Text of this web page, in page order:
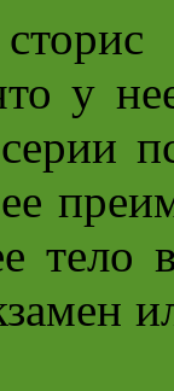
у
тело